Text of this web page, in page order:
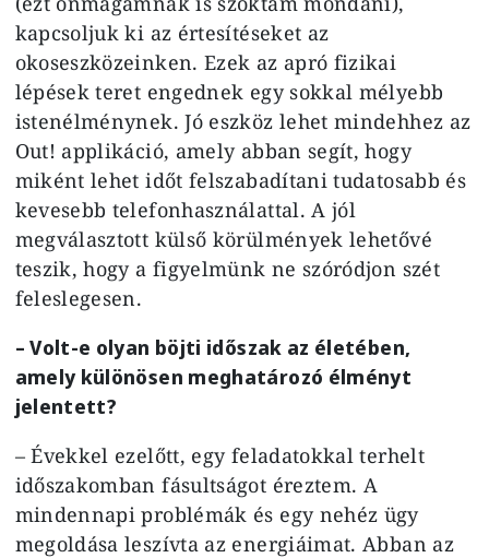
kapcsoljuk ki az értesítéseket az
okoseszközeinken. Ezek az apró fizikai
lépések teret engednek egy sokkal mélyebb
istenélménynek. Jó eszköz lehet mindehhez az
Out! applikáció, amely abban segít, hogy
miként lehet időt felszabadítani tudatosabb és
kevesebb telefonhasználattal. A jól
megválasztott külső körülmények lehetővé
teszik, hogy a figyelmünk ne szóródjon szét
feleslegesen.
– Volt-e olyan böjti időszak az életében,
amely különösen meghatározó élményt
jelentett?
– Évekkel ezelőtt, egy feladatokkal terhelt
időszakomban fásultságot éreztem. A
mindennapi problémák és egy nehéz ügy
megoldása leszívta az energiáimat. Abban az